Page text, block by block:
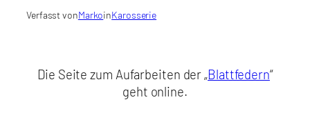
Verfasst vonMarkoinKarosserie
Die Seite zum Aufarbeiten der „Blattfedern“
geht online.